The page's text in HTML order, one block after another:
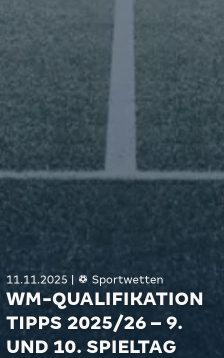
11.11.2025 Sportwetten
WM-QUALIFIKATION
TIPPS 2025/26 – 9.
UND 10. SPIELTAG